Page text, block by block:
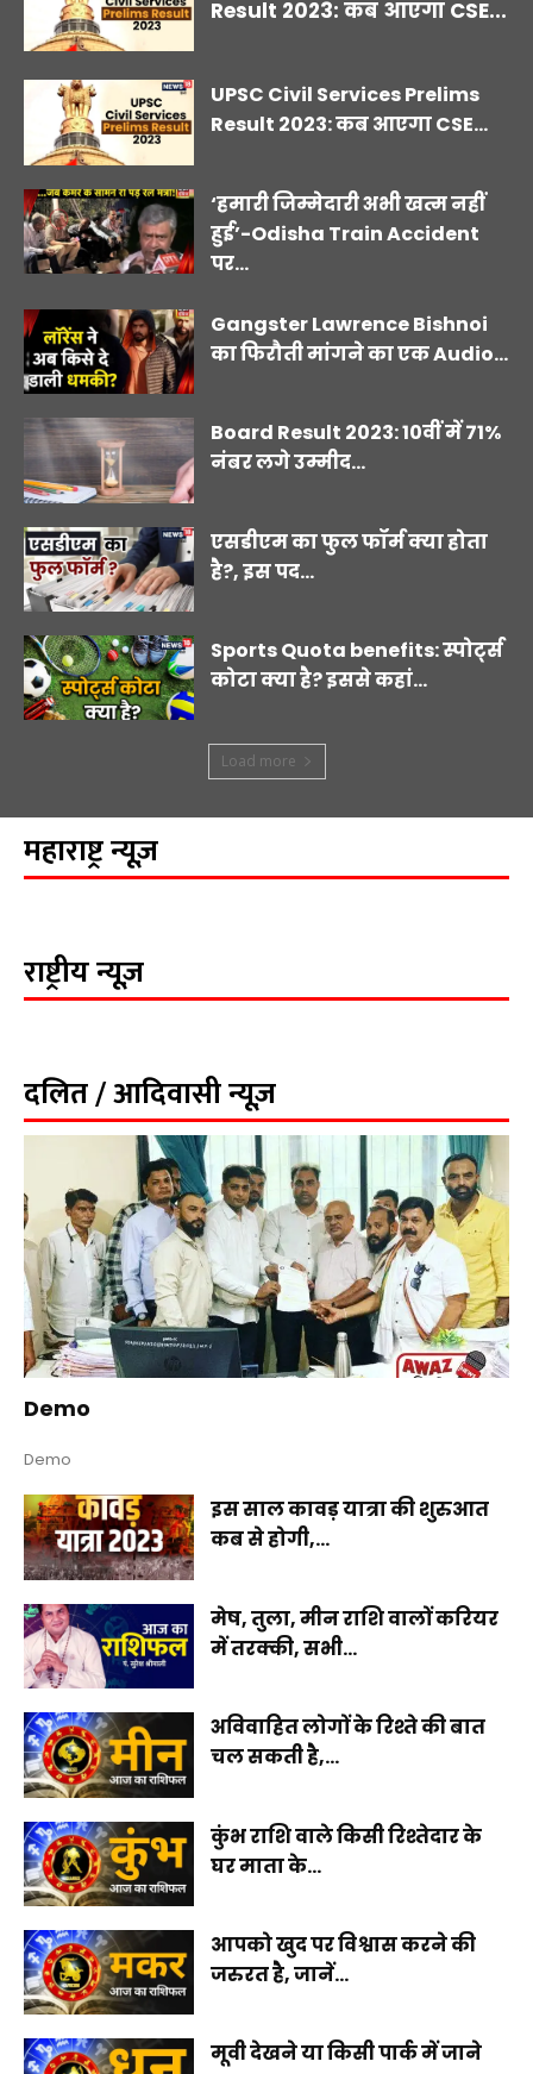
Result 2023: कब आएगा CSE...
UPSC Civil Services Prelims
Result 2023: कब आएगा CSE...
‘हमारी जिम्मेदारी अभी खत्म नहीं
हुई’-Odisha Train Accident
पर...
Gangster Lawrence Bishnoi
का फिरौती मांगने का एक Audio...
Board Result 2023: 10वीं में 71%
नंबर लगे उम्मीद...
एसडीएम का फुल फॉर्म क्या होता
है?, इस पद...
Sports Quota benefits: स्पोर्ट्स
कोटा क्या है? इससे कहां...
Load more
महाराष्ट्र न्यूज़
राष्ट्रीय न्यूज़
दलित / आदिवासी न्यूज़
Demo
Demo
इस साल कावड़ यात्रा की शुरुआत
कब से होगी,...
मेष, तुला, मीन राशि वालों करियर
में तरक्की, सभी...
अविवाहित लोगों के रिश्ते की बात
चल सकती है,...
कुंभ राशि वाले किसी रिश्तेदार के
घर माता के...
आपको खुद पर विश्वास करने की
जरुरत है, जानें...
मूवी देखने या किसी पार्क में जाने